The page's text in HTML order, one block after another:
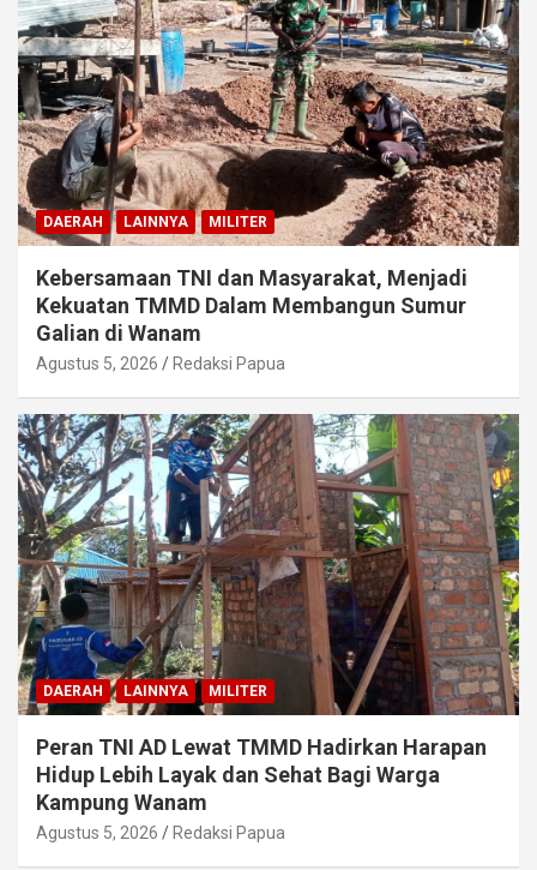
DAERAH LAINNYA MILITER
Kebersamaan TNI dan Masyarakat, Menjadi
Kekuatan TMMD Dalam Membangun Sumur
Galian di Wanam
Agustus 5, 2026 Redaksi Papua
DAERAH LAINNYA MILITER
Peran TNI AD Lewat TMMD Hadirkan Harapan
Hidup Lebih Layak dan Sehat Bagi Warga
Kampung Wanam
Agustus 5, 2026 Redaksi Papua